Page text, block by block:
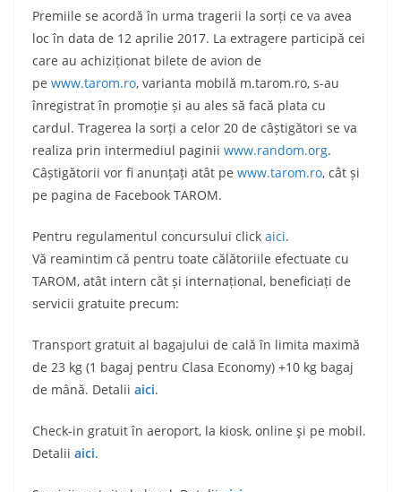
Premiile se acordă în urma tragerii la sorți ce va avea
loc în data de 12 aprilie 2017. La extragere participă cei
care au achiziționat bilete de avion de
pe www.tarom.ro, varianta mobilă m.tarom.ro, s-au
înregistrat în promoție și au ales să facă plata cu
cardul. Tragerea la sorți a celor 20 de câștigători se va
realiza prin intermediul paginii www.random.org.
Câștigătorii vor fi anunțați atât pe www.tarom.ro, cât și
pe pagina de Facebook TAROM.
Pentru regulamentul concursului click aici.
Vă reamintim că pentru toate călătoriile efectuate cu
TAROM, atât intern cât și internațional, beneficiați de
servicii gratuite precum:
Transport gratuit al bagajului de cală în limita maximă
de 23 kg (1 bagaj pentru Clasa Economy) +10 kg bagaj
de mână. Detalii aici.
Check-in gratuit în aeroport, la kiosk, online şi pe mobil.
Detalii aici.